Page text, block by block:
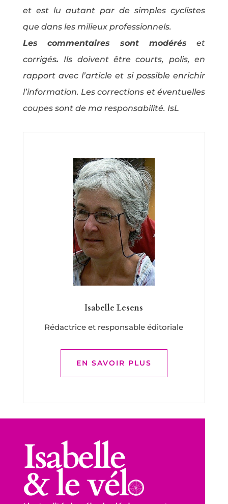
et est lu autant par de simples cyclistes
que dans les milieux professionnels.
Les commentaires sont modéréset
corrigés. Ils doivent être courts, polis, en
rapport avec l’article et si possible enrichir
l’information. Les corrections et éventuelles
coupes sont de ma responsabilité. IsL
Isabelle Lesens
Rédactrice et responsable éditoriale
EN SAVOIR PLUS